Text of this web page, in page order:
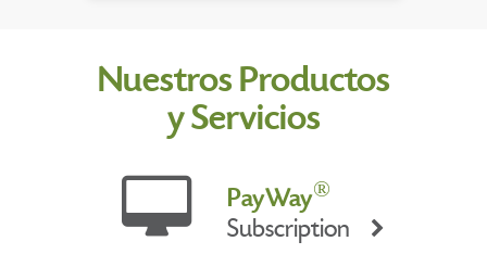
Nuestros Productos
y Servicios
PayWay®
Subscription